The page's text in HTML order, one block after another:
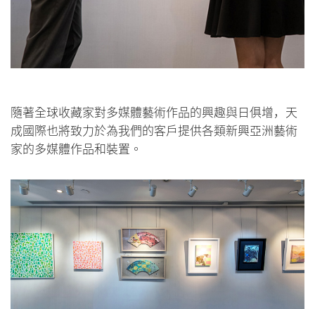
忘記密碼? 客戶服務部
我想透過電郵獲取更多天成國際的訊息。
隨著全球收藏家對多媒體藝術作品的興趣與日俱增，天
成國際也將致力於為我們的客戶提供各類新興亞洲藝術
家的多媒體作品和裝置。